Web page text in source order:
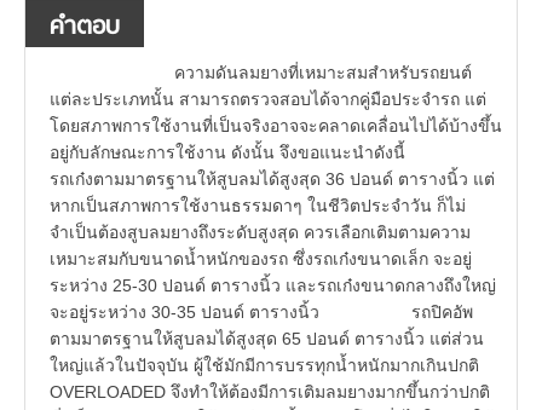
คำตอบ
ความดันลมยางที่เหมาะสมสำหรับรถยนต์
แต่ละประเภทนั้น สามารถตรวจสอบได้จากคู่มือประจำรถ แต่
โดยสภาพการใช้งานที่เป็นจริงอาจจะคลาดเคลื่อนไปได้บ้างขึ้น
อยู่กับลักษณะการใช้งาน ดังนั้น จึงขอแนะนำดังนี้
รถเก๋งตามมาตรฐานให้สูบลมได้สูงสุด 36 ปอนด์ ตารางนิ้ว แต่
หากเป็นสภาพการใช้งานธรรมดาๆ ในชีวิตประจำวัน ก็ไม่
จำเป็นต้องสูบลมยางถึงระดับสูงสุด ควรเลือกเติมตามความ
เหมาะสมกับขนาดน้ำหนักของรถ ซึ่งรถเก๋งขนาดเล็ก จะอยู่
ระหว่าง 25-30 ปอนด์ ตารางนิ้ว และรถเก๋งขนาดกลางถึงใหญ่
จะอยู่ระหว่าง 30-35 ปอนด์ ตารางนิ้ว รถปิคอัพ
ตามมาตรฐานให้สูบลมได้สูงสุด 65 ปอนด์ ตารางนิ้ว แต่ส่วน
ใหญ่แล้วในปัจจุบัน ผู้ใช้มักมีการบรรทุกน้ำหนักมากเกินปกติ
OVERLOADED จึงทำให้ต้องมีการเติมลมยางมากขึ้นกว่าปกติ